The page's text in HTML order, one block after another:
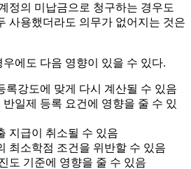
정의 미납금으로 청구하는 경우도
사용했더라도 의무가 없어지는 것은
에도 다음 영향이 있을 수 있다.
록강도에 맞게 다시 계산될 수 있음
반일제 등록 요건에 영향을 줄 수 있
지급이 취소될 수 있음
최소학점 조건을 위반할 수 있음
도 기준에 영향을 줄 수 있음